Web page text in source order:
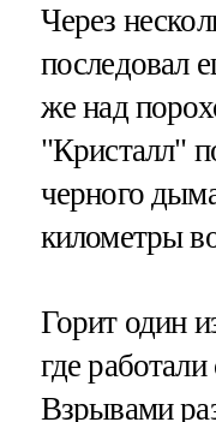
Через
последовал
же над
"Кристалл"
черного
километры
Горит один
где
Взрывами